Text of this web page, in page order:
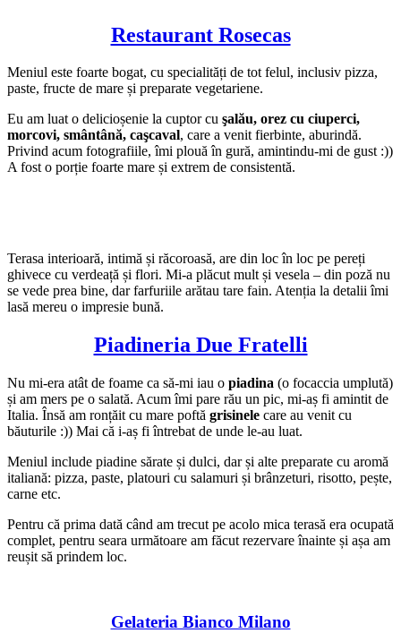
Restaurant Rosecas
Meniul este foarte bogat, cu specialități de tot felul, inclusiv pizza,
paste, fructe de mare și preparate vegetariene.
Eu am luat o delicioșenie la cuptor cu şalău, orez cu ciuperci,
morcovi, smântână, caşcaval, care a venit fierbinte, aburindă.
Privind acum fotografiile, îmi plouă în gură, amintindu-mi de gust :))
A fost o porție foarte mare și extrem de consistentă.
Terasa interioară, intimă și răcoroasă, are din loc în loc pe pereți
ghivece cu verdeață și flori. Mi-a plăcut mult și vesela – din poză nu
se vede prea bine, dar farfuriile arătau tare fain. Atenția la detalii îmi
lasă mereu o impresie bună.
Piadineria Due Fratelli
Nu mi-era atât de foame ca să-mi iau o piadina (o focaccia umplută)
și am mers pe o salată. Acum îmi pare rău un pic, mi-aș fi amintit de
Italia. Însă am ronțăit cu mare poftă grisinele care au venit cu
băuturile :)) Mai că i-aș fi întrebat de unde le-au luat.
Meniul include piadine sărate și dulci, dar și alte preparate cu aromă
italiană: pizza, paste, platouri cu salamuri și brânzeturi, risotto, pește,
carne etc.
Pentru că prima dată când am trecut pe acolo mica terasă era ocupată
complet, pentru seara următoare am făcut rezervare înainte și așa am
reușit să prindem loc.
Gelateria Bianco Milano